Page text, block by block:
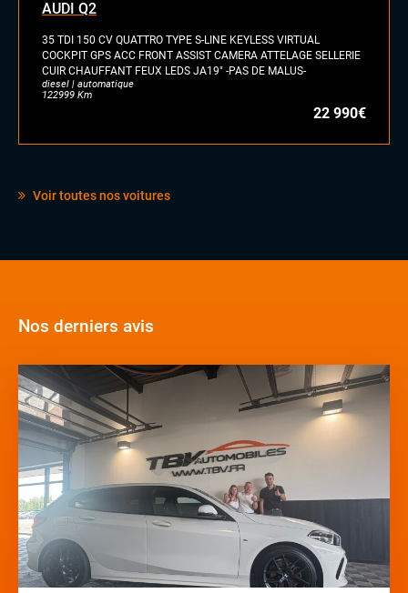
Sellerie Cuir Alcantara
EXTÉRIEUR
Attelage électrique
AUDI Q2
35 TDI 150 CV QUATTRO TYPE S-LINE KEYLESS VIRTUAL
COCKPIT GPS ACC FRONT ASSIST CAMERA ATTELAGE SELLERIE
CUIR CHAUFFANT FEUX LEDS JA19" -PAS DE MALUS-
diesel | automatique
122999 Km
22 990€
Voir toutes nos voitures
Nos derniers avis